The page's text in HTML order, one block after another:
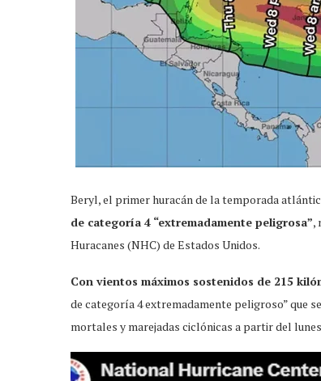
Beryl, el primer huracán de la temporada
de categoría 4 “extremadamente peligrosa”,
Huracanes (NHC) de Estados Unidos.
Con vientos máximos sostenidos de 215
de categoría 4 extremadamente peligroso” que
mortales y marejadas ciclónicas a partir del